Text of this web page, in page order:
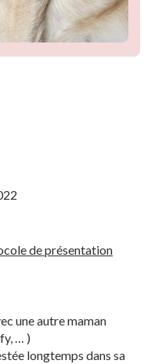
de présentation
une autre maman
… )
longtemps dans sa